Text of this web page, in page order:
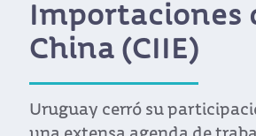
Latina en Expo
estuvo presente en la mayor
hortícola de Asia con un